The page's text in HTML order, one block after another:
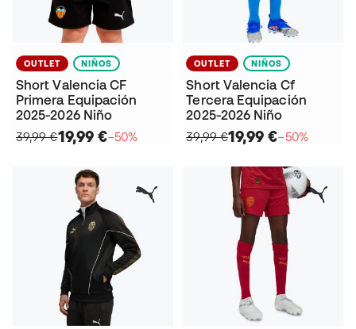
OUTLET NIÑOS
Short Valencia CF
Primera Equipación
2025-2026 Niño
39,99 €19,99 €−50%
OUTLET NIÑOS
Short Valencia Cf
Tercera Equipación
2025-2026 Niño
39,99 €19,99 €−50%